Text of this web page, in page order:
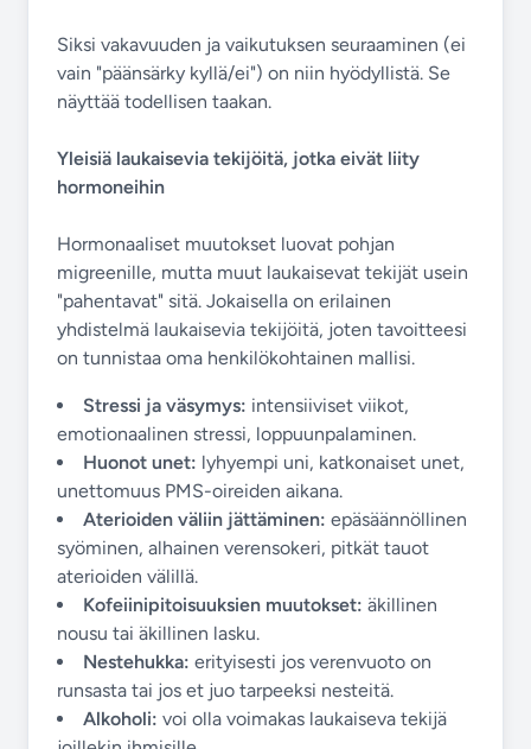
Siksi vakavuuden ja vaikutuksen seuraaminen (ei
vain "päänsärky kyllä/ei") on niin hyödyllistä. Se
näyttää todellisen taakan.
Yleisiä laukaisevia tekijöitä, jotka eivät liity
hormoneihin
Hormonaaliset muutokset luovat pohjan
migreenille, mutta muut laukaisevat tekijät usein
"pahentavat" sitä. Jokaisella on erilainen
yhdistelmä laukaisevia tekijöitä, joten tavoitteesi
on tunnistaa oma henkilökohtainen mallisi.
Stressi ja väsymys: intensiiviset viikot,
emotionaalinen stressi, loppuunpalaminen.
Huonot unet: lyhyempi uni, katkonaiset unet,
unettomuus PMS-oireiden aikana.
Aterioiden väliin jättäminen: epäsäännöllinen
syöminen, alhainen verensokeri, pitkät tauot
aterioiden välillä.
Kofeiinipitoisuuksien muutokset: äkillinen
nousu tai äkillinen lasku.
Nestehukka: erityisesti jos verenvuoto on
runsasta tai jos et juo tarpeeksi nesteitä.
Alkoholi: voi olla voimakas laukaiseva tekijä